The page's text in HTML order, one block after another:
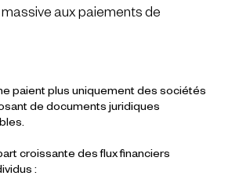
aux paiements de
paient plus uniquement des sociétés
de documents juridiques
croissante des flux financiers
: